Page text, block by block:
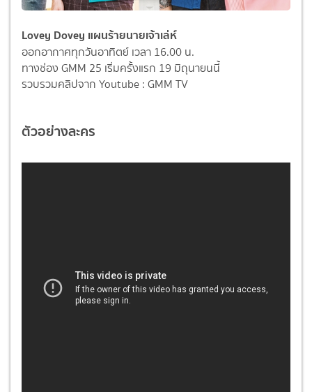
Lovey Dovey แผนร้ายนายเจ้าเล่ห์
ออกอากาศทุกวันอาทิตย์ เวลา 16.00 น.
ทางช่อง GMM 25 เริ่มครั้งแรก 19 มิถุนายนนี้
รวบรวมคลิปจาก Youtube : GMM TV
ตัวอย่างละคร